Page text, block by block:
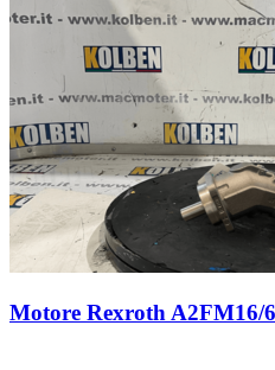
Motore Rexroth A2FM16/